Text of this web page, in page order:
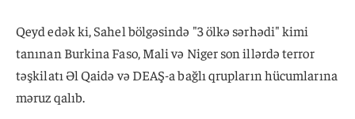
Qeyd edək ki, Sahel bölgəsində "3 ölkə sərhədi" kimi
tanınan Burkina Faso, Mali və Niger son illərdə terror
təşkilatı Əl Qaidə və DEAŞ-a bağlı qrupların hücumlarına
məruz qalıb.